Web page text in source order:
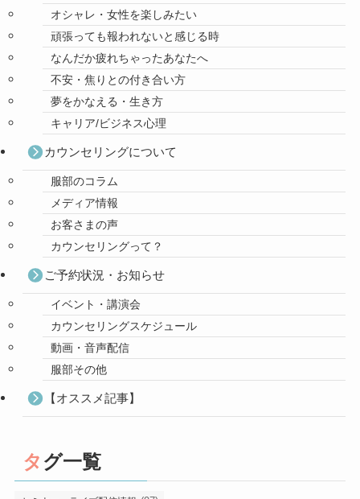
オシャレ・女性を楽しみたい
頑張っても報われないと感じる時
なんだか疲れちゃったあなたへ
不安・焦りとの付き合い方
夢をかなえる・生き方
キャリア/ビジネス心理
カウンセリングについて
服部のコラム
メディア情報
お客さまの声
カウンセリングって？
ご予約状況・お知らせ
イベント・講演会
カウンセリングスケジュール
動画・音声配信
服部その他
【オススメ記事】
タグ一覧